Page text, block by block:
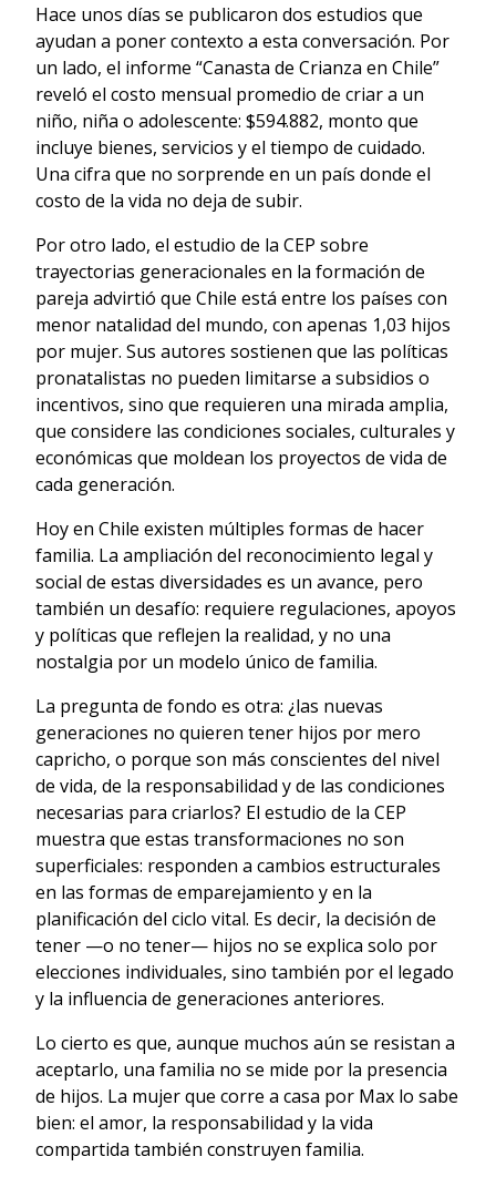
Hace unos días se publicaron dos estudios que
ayudan a poner contexto a esta conversación. Por
un lado, el informe “Canasta de Crianza en Chile”
reveló el costo mensual promedio de criar a un
niño, niña o adolescente: $594.882, monto que
incluye bienes, servicios y el tiempo de cuidado.
Una cifra que no sorprende en un país donde el
costo de la vida no deja de subir.
Por otro lado, el estudio de la CEP sobre
trayectorias generacionales en la formación de
pareja advirtió que Chile está entre los países con
menor natalidad del mundo, con apenas 1,03 hijos
por mujer. Sus autores sostienen que las políticas
pronatalistas no pueden limitarse a subsidios o
incentivos, sino que requieren una mirada amplia,
que considere las condiciones sociales, culturales y
económicas que moldean los proyectos de vida de
cada generación.
Hoy en Chile existen múltiples formas de hacer
familia. La ampliación del reconocimiento legal y
social de estas diversidades es un avance, pero
también un desafío: requiere regulaciones, apoyos
y políticas que reflejen la realidad, y no una
nostalgia por un modelo único de familia.
La pregunta de fondo es otra: ¿las nuevas
generaciones no quieren tener hijos por mero
capricho, o porque son más conscientes del nivel
de vida, de la responsabilidad y de las condiciones
necesarias para criarlos? El estudio de la CEP
muestra que estas transformaciones no son
superficiales: responden a cambios estructurales
en las formas de emparejamiento y en la
planificación del ciclo vital. Es decir, la decisión de
tener —o no tener— hijos no se explica solo por
elecciones individuales, sino también por el legado
y la influencia de generaciones anteriores.
Lo cierto es que, aunque muchos aún se resistan a
aceptarlo, una familia no se mide por la presencia
de hijos. La mujer que corre a casa por Max lo sabe
bien: el amor, la responsabilidad y la vida
compartida también construyen familia.